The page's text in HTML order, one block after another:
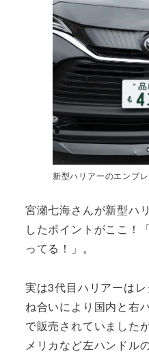
新型ハリアーのエンブ
宮瀬七海さんが新型ハ
したポイントがここ！
ってる！」。
実は3代目ハリアーは
ね合いにより国内と右
で販売されていました
メリカなど左ハンドル